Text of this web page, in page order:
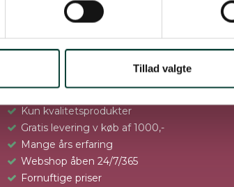
Tillad valgte
VI TILBYDER
Kun kvalitetsprodukter
Gratis levering v køb af 1000,-
Mange års erfaring
Webshop åben 24/7/365
Fornuftige priser